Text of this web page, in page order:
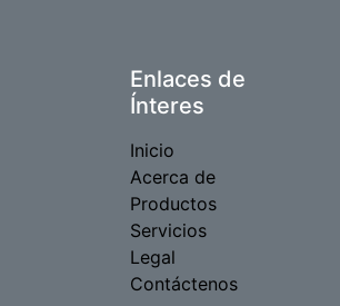
Enlaces de
Ínteres
Inicio
Acerca de
Productos
Servicios
Legal
Contáctenos